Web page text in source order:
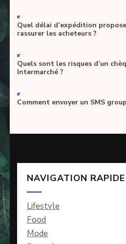
-
Quel délai d’expédition
rassurer les acheteurs ?
-
Quels sont les risques d’un
Intermarché ?
-
Comment envoyer un SMS
NAVIGATION RAPIDE
Lifestyle
Food
Mode